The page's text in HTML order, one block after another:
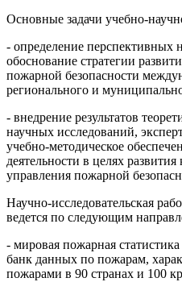
Основные задачи учебно-
- определение перспективных
обоснование стратегии
пожарной безопасности
регионального и
- внедрение результатов
научных исследований,
учебно-методическое
деятельности в целях
управления пожарной
Научно-исследовательская
ведется по следующим
- мировая пожарная
банк данных по пожарам,
пожарами в 90 странах и 100